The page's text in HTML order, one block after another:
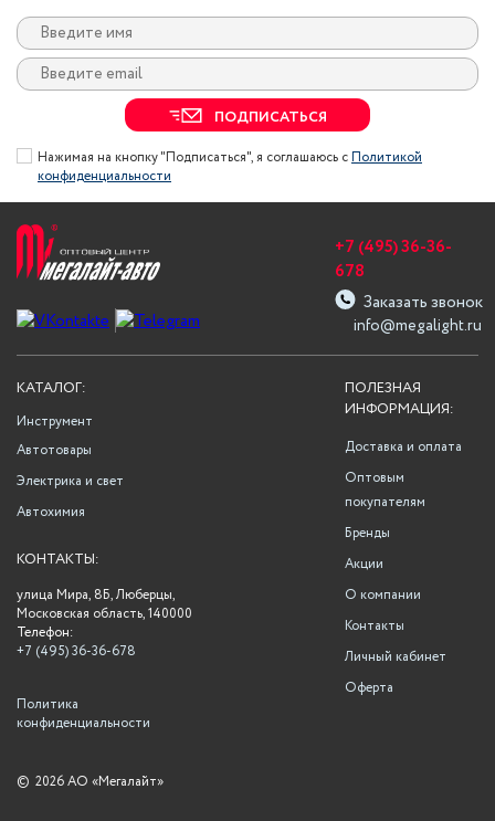
ПОДПИСАТЬСЯ
Нажимая на кнопку "Подписаться", я соглашаюсь сПолитикой
конфиденциальности
info@megalight.ru
+7 (495) 36-36-
678
Заказать звонок
ПОЛЕЗНАЯ
ИНФОРМАЦИЯ:
Доставка и оплата
Оптовым
покупателям
Бренды
Акции
О компании
Контакты
Личный кабинет
Оферта
КАТАЛОГ:
Инструмент
Автотовары
Электрика и свет
Автохимия
КОНТАКТЫ:
улица Мира, 8Б, Люберцы,
Московская область, 140000
Телефон:
+7 (495) 36-36-678
Политика
конфиденциальности
© 2026 АО «Мегалайт»